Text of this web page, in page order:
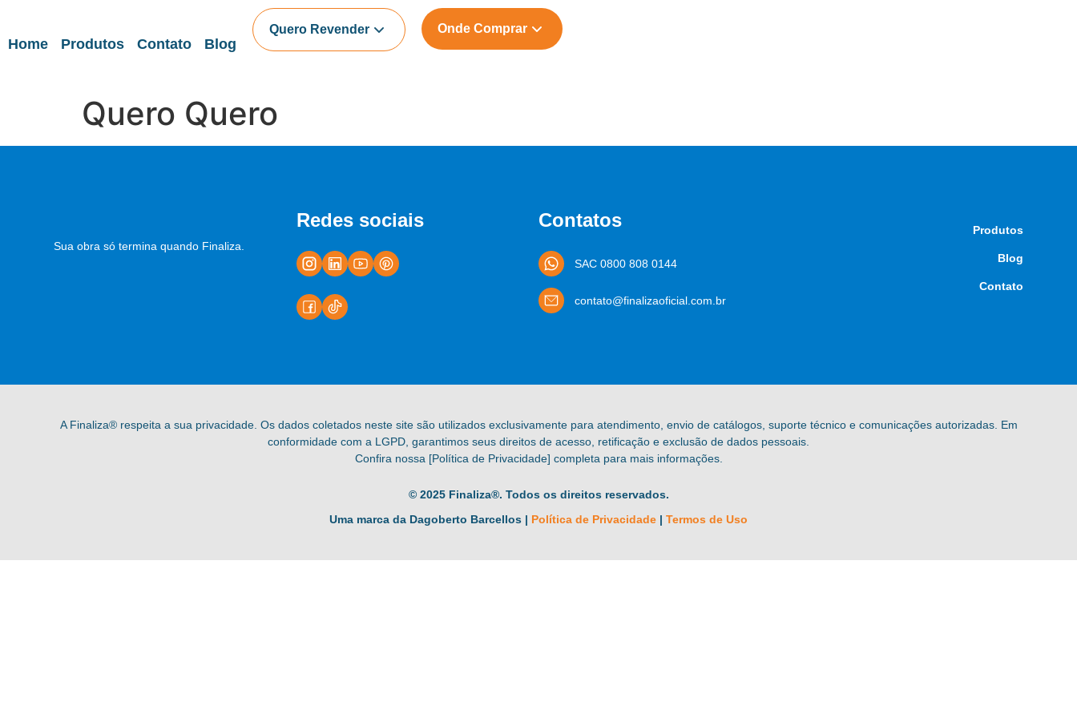
Home Produtos Contato Blog
Quero Revender Onde Comprar
Quero Quero
Sua obra só termina quando Finaliza.
Redes sociais Contatos
SAC 0800 808 0144
contato@finalizaoficial.com.br
Produtos
Blog
Contato
A Finaliza® respeita a sua privacidade. Os dados coletados neste site são utilizados exclusivamente para atendimento, envio de catálogos, suporte técnico e comunicações autorizadas. Em
conformidade com a LGPD, garantimos seus direitos de acesso, retificação e exclusão de dados pessoais.
Confira nossa [Política de Privacidade] completa para mais informações.
© 2025 Finaliza®. Todos os direitos reservados.
Uma marca da Dagoberto Barcellos | Política de Privacidade | Termos de Uso